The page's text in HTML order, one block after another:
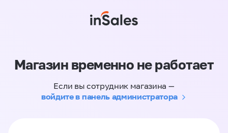
Магазин временно не работает
Если вы сотрудник магазина —
войдите в панель администратора